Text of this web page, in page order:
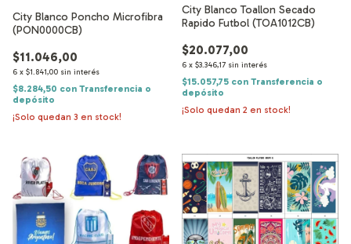
City Blanco Poncho Microfibra
(PON0000CB)
$11.046,00
6 x $1.841,00 sin interés
$8.284,50 con Transferencia o
depósito
¡Solo quedan 3 en stock!
City Blanco Toallon Secado
Rapido Futbol (TOA1012CB)
$20.077,00
6 x $3.346,17 sin interés
$15.057,75 con Transferencia o
depósito
¡Solo quedan 2 en stock!